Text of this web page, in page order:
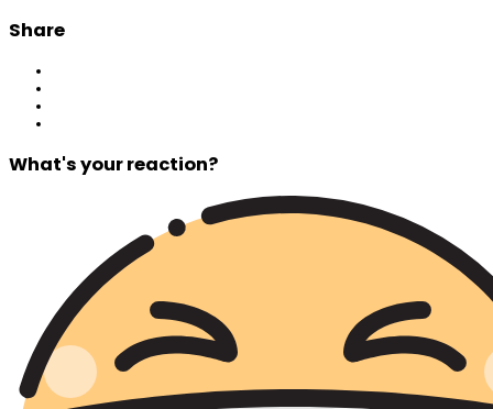
Share
What's your reaction?